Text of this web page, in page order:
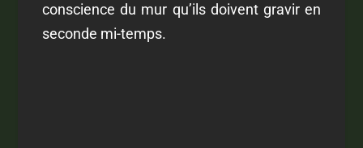
conscience du mur qu’ils doivent gravir en
seconde mi-temps.